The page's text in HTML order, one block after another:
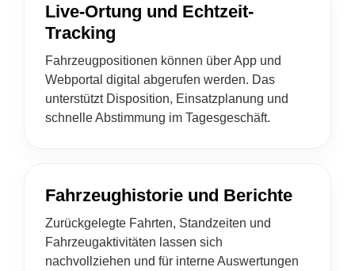
Live-Ortung und Echtzeit-
Tracking
Fahrzeugpositionen können über App und
Webportal digital abgerufen werden. Das
unterstützt Disposition, Einsatzplanung und
schnelle Abstimmung im Tagesgeschäft.
Fahrzeughistorie und Berichte
Zurückgelegte Fahrten, Standzeiten und
Fahrzeugaktivitäten lassen sich
nachvollziehen und für interne Auswertungen